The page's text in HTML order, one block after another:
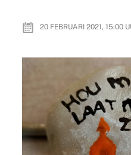
20 FEBRUARI 2021, 15:00